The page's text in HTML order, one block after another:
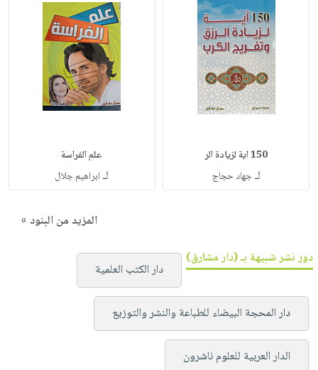
150 اية لزيادة الر
لـجهاد حجاج
علم الفراسة
لـ ابراهيم جلال
المزيد من البنود »
دور نشر شبيهة بـ (دار مشارق)
دار الكتب العلمية
دار المحجة البيضاء للطباعة والنشر والتوزيع
الدار العربية للعلوم ناشرون